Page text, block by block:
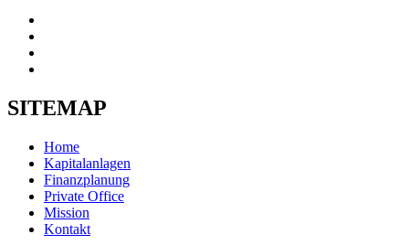
SITEMAP
Home
Kapitalanlagen
Finanzplanung
Private Office
Mission
Kontakt